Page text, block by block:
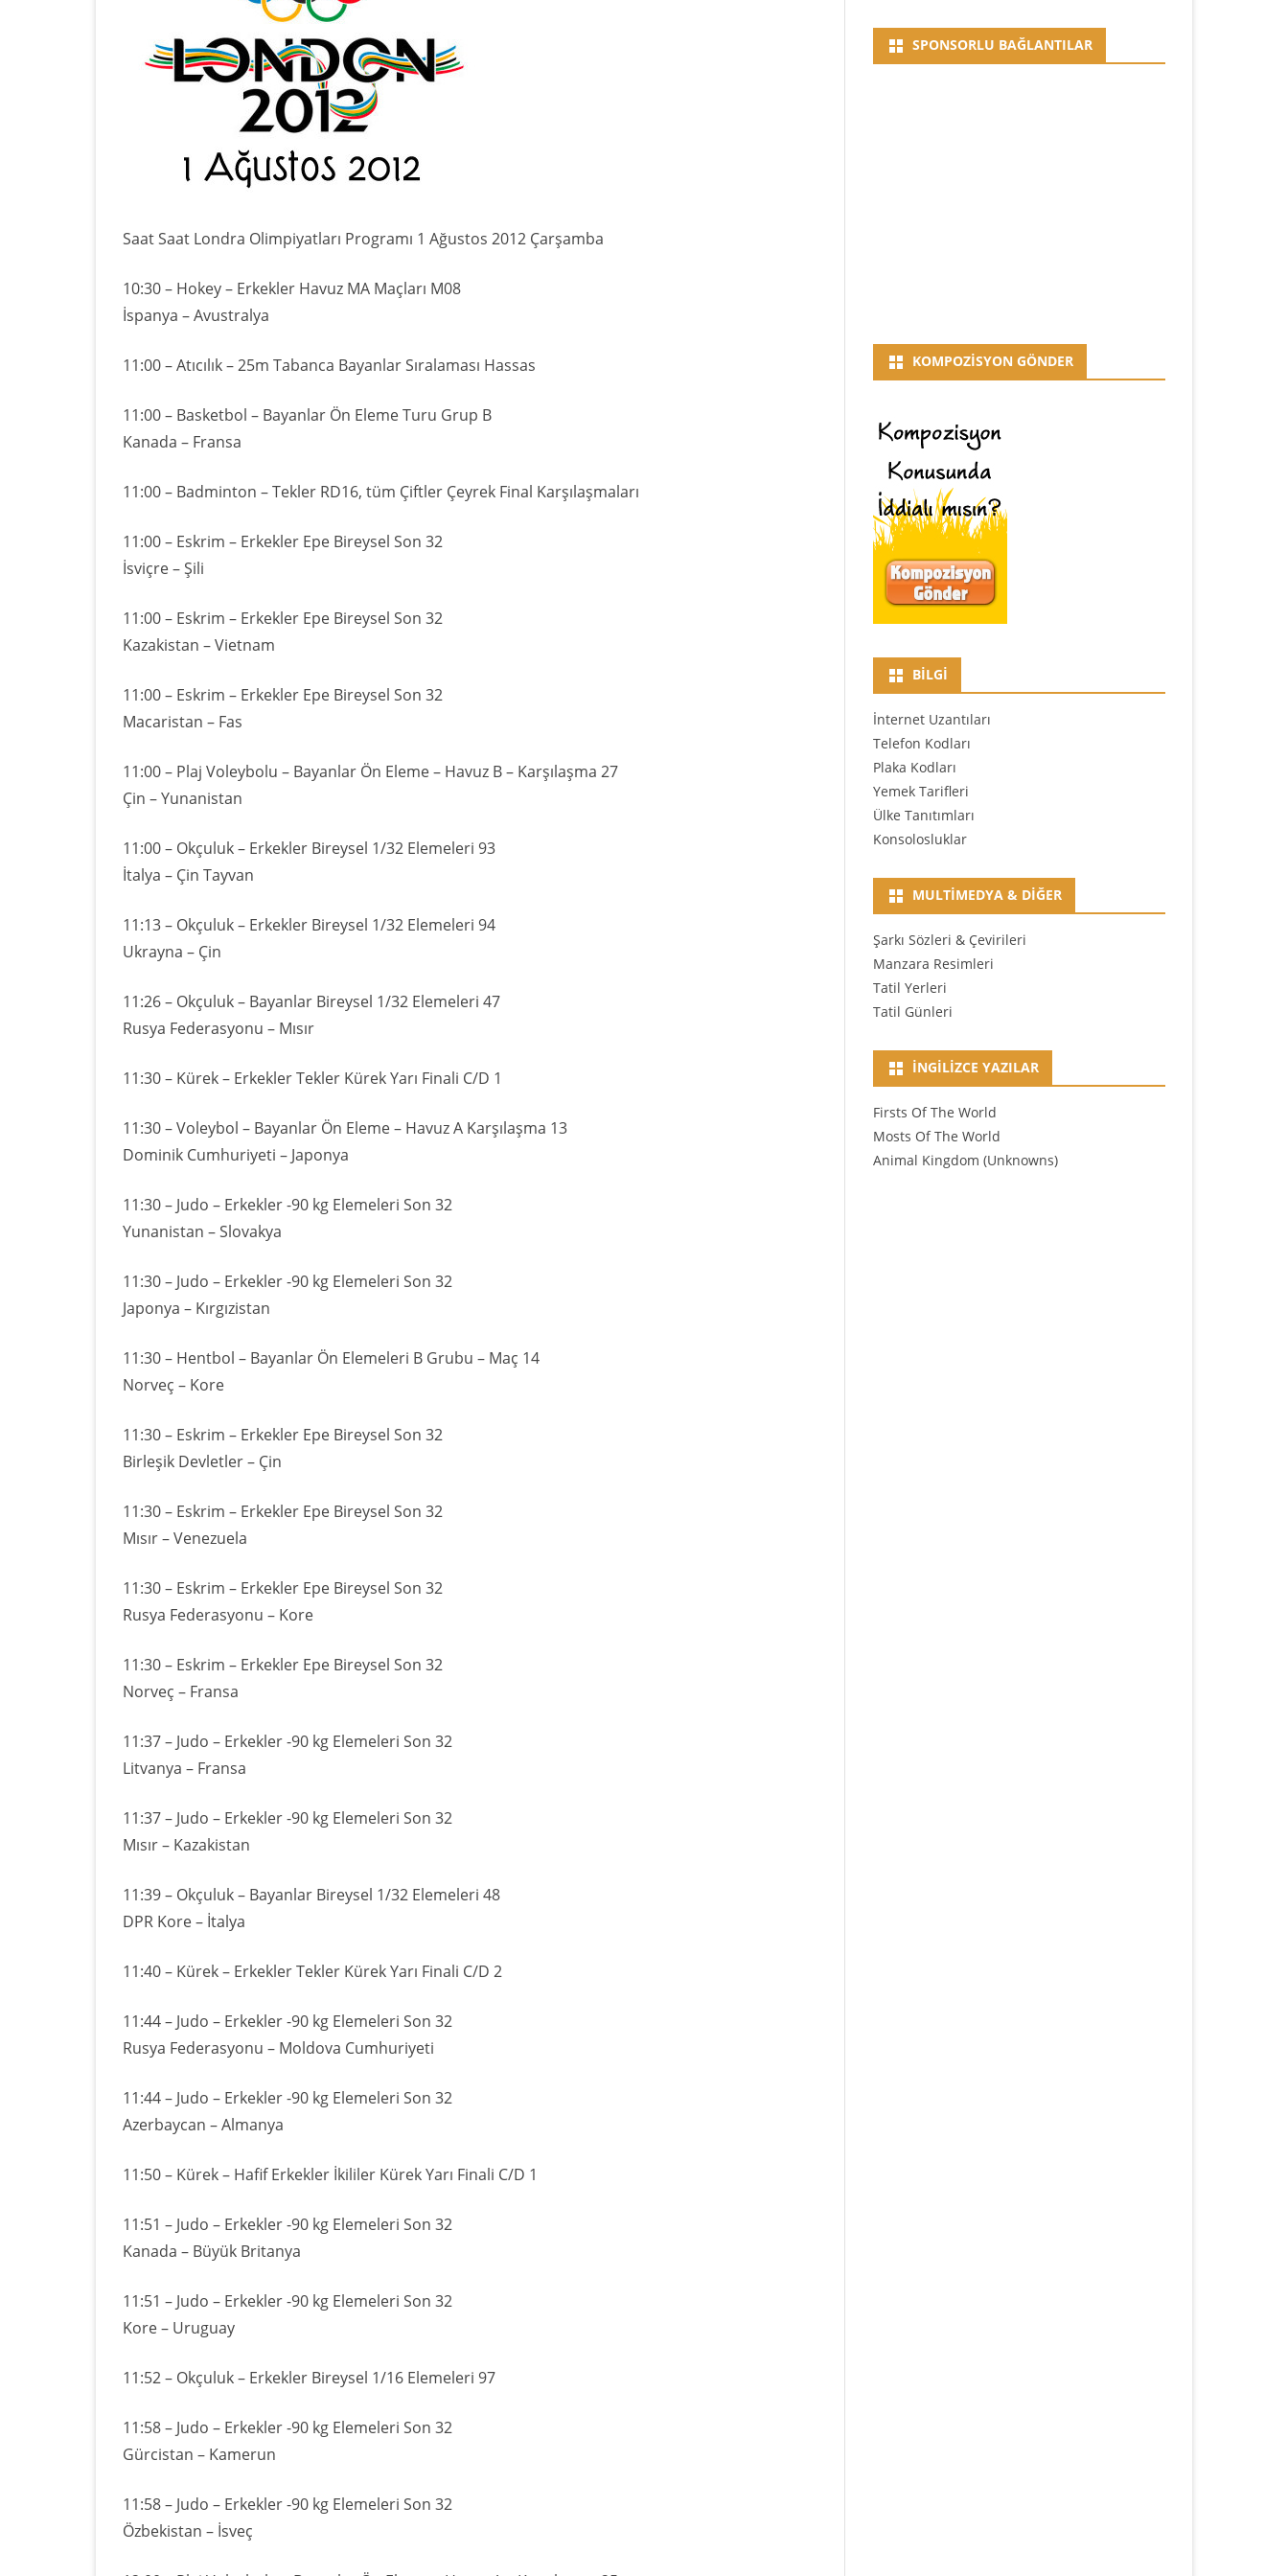
Saat Saat Londra Olimpiyatları Programı 1 Ağustos 2012 Çarşamba
10:30 – Hokey – Erkekler Havuz MA Maçları M08
İspanya – Avustralya
11:00 – Atıcılık – 25m Tabanca Bayanlar Sıralaması Hassas
11:00 – Basketbol – Bayanlar Ön Eleme Turu Grup B
Kanada – Fransa
11:00 – Badminton – Tekler RD16, tüm Çiftler Çeyrek Final Karşılaşmaları
11:00 – Eskrim – Erkekler Epe Bireysel Son 32
İsviçre – Şili
11:00 – Eskrim – Erkekler Epe Bireysel Son 32
Kazakistan – Vietnam
11:00 – Eskrim – Erkekler Epe Bireysel Son 32
Macaristan – Fas
11:00 – Plaj Voleybolu – Bayanlar Ön Eleme – Havuz B – Karşılaşma 27
Çin – Yunanistan
11:00 – Okçuluk – Erkekler Bireysel 1/32 Elemeleri 93
İtalya – Çin Tayvan
11:13 – Okçuluk – Erkekler Bireysel 1/32 Elemeleri 94
Ukrayna – Çin
11:26 – Okçuluk – Bayanlar Bireysel 1/32 Elemeleri 47
Rusya Federasyonu – Mısır
11:30 – Kürek – Erkekler Tekler Kürek Yarı Finali C/D 1
11:30 – Voleybol – Bayanlar Ön Eleme – Havuz A Karşılaşma 13
Dominik Cumhuriyeti – Japonya
11:30 – Judo – Erkekler -90 kg Elemeleri Son 32
Yunanistan – Slovakya
11:30 – Judo – Erkekler -90 kg Elemeleri Son 32
Japonya – Kırgızistan
11:30 – Hentbol – Bayanlar Ön Elemeleri B Grubu – Maç 14
Norveç – Kore
11:30 – Eskrim – Erkekler Epe Bireysel Son 32
Birleşik Devletler – Çin
11:30 – Eskrim – Erkekler Epe Bireysel Son 32
Mısır – Venezuela
11:30 – Eskrim – Erkekler Epe Bireysel Son 32
Rusya Federasyonu – Kore
11:30 – Eskrim – Erkekler Epe Bireysel Son 32
Norveç – Fransa
11:37 – Judo – Erkekler -90 kg Elemeleri Son 32
Litvanya – Fransa
11:37 – Judo – Erkekler -90 kg Elemeleri Son 32
Mısır – Kazakistan
11:39 – Okçuluk – Bayanlar Bireysel 1/32 Elemeleri 48
DPR Kore – İtalya
11:40 – Kürek – Erkekler Tekler Kürek Yarı Finali C/D 2
11:44 – Judo – Erkekler -90 kg Elemeleri Son 32
Rusya Federasyonu – Moldova Cumhuriyeti
11:44 – Judo – Erkekler -90 kg Elemeleri Son 32
Azerbaycan – Almanya
11:50 – Kürek – Hafif Erkekler İkililer Kürek Yarı Finali C/D 1
11:51 – Judo – Erkekler -90 kg Elemeleri Son 32
Kanada – Büyük Britanya
11:51 – Judo – Erkekler -90 kg Elemeleri Son 32
Kore – Uruguay
11:52 – Okçuluk – Erkekler Bireysel 1/16 Elemeleri 97
11:58 – Judo – Erkekler -90 kg Elemeleri Son 32
Gürcistan – Kamerun
11:58 – Judo – Erkekler -90 kg Elemeleri Son 32
Özbekistan – İsveç
SPONSORLU BAĞLANTILAR
KOMPOZISYON GÖNDER
BILGI
İnternet Uzantıları
Telefon Kodları
Plaka Kodları
Yemek Tarifleri
Ülke Tanıtımları
Konsolosluklar
MULTIMEDYA & DIĞER
Şarkı Sözleri & Çevirileri
Manzara Resimleri
Tatil Yerleri
Tatil Günleri
İNGILIZCE YAZILAR
Firsts Of The World
Mosts Of The World
Animal Kingdom (Unknowns)